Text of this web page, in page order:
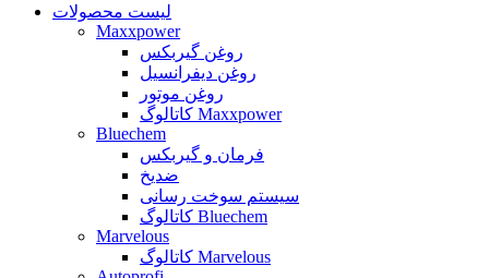
لیست محصولات
Maxxpower
روغن گیربکس
روغن دیفرانسیل
روغن موتور
کاتالوگ Maxxpower
Bluechem
فرمان و گیربکس
ضدیخ
سیستم سوخت رسانی
کاتالوگ Bluechem
Marvelous
کاتالوگ Marvelous